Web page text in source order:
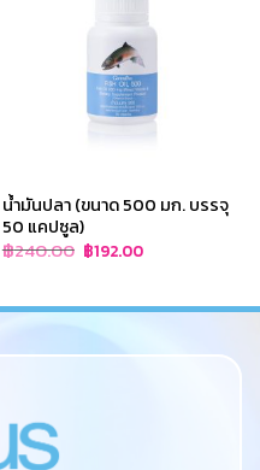
น้ำมันปลา (ขนาด 500 มก. บรรจุ
50 แคปซูล)
฿240.00 Original
price
฿192.00Current
price